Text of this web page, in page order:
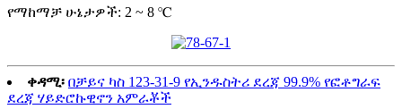
የማከማቻ ሁኔታዎች: 2 ~ 8 ℃
ቀዳሚ፡ በቻይና ካስ 123-31-9 የኢንዱስትሪ ደረጃ 99.9% የፎቶግራፍ
ደረጃ ሃይድሮኩዊኖን አምራቾች